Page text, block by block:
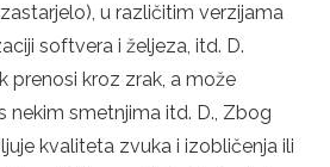
u različitim verzijama
softvera i željeza, itd. D.
prenosi kroz zrak, a može
nekim smetnjima itd. D., Zbog
kvaliteta zvuka i izobličenja ili